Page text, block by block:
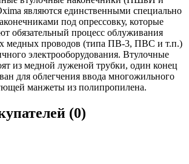
являются единственными специально
под опрессовку, которые
обязательный процесс облуживания
медных проводов (типа ПВ-3, ПВС и т.п.)
электрооборудования. Втулочные
из медной луженой трубки, один конец
для облегчения ввода многожильного
манжеты из полипропилена.
(0)